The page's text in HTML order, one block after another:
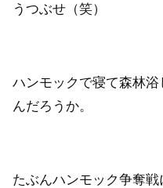
うつぶせ（笑）
ハンモックで寝て森林
んだろうか。
たぶんハンモック争奪